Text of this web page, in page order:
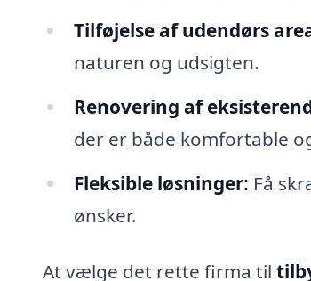
Tilføjelse af udendørs
naturen og udsigten.
Renovering af
der er både komfortable
Fleksible løsninger: Få
ønsker.
At vælge det rette firma til